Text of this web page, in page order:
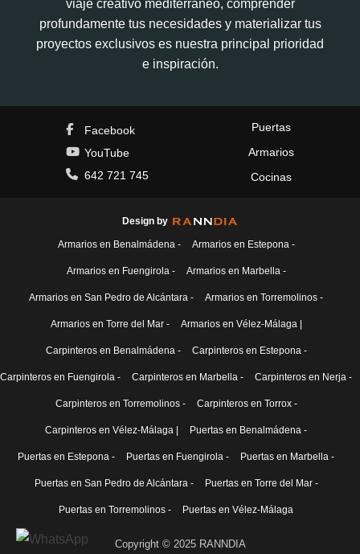
viaje creativo mediterráneo, comprender
profundamente tus necesidades y materializar tus
proyectos exclusivos es nuestra principal prioridad
e inspiración.
Facebook
YouTube
642 721 745
Puertas
Armarios
Cocinas
Design by
Armarios en Benalmádena - Armarios en Estepona -
Armarios en Fuengirola - Armarios en Marbella -
Armarios en San Pedro de Alcántara - Armarios en Torremolinos -
Armarios en Torre del Mar - Armarios en Vélez-Málaga |
Carpinteros en Benalmádena - Carpinteros en Estepona -
Carpinteros en Fuengirola - Carpinteros en Marbella - Carpinteros en Nerja -
Carpinteros en Torremolinos - Carpinteros en Torrox -
Carpinteros en Vélez-Málaga | Puertas en Benalmádena -
Puertas en Estepona - Puertas en Fuengirola - Puertas en Marbella -
Puertas en San Pedro de Alcántara - Puertas en Torre del Mar -
Puertas en Torremolinos - Puertas en Vélez-Málaga
Copyright © 2025 RANNDIA